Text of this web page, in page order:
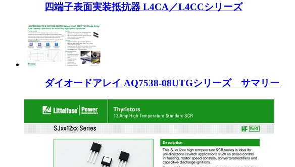
四端子表面実装抵抗器 L4CA／L4CCシリーズ
ダイオードアレイ AQ7538-08UTGシリーズ サマリー